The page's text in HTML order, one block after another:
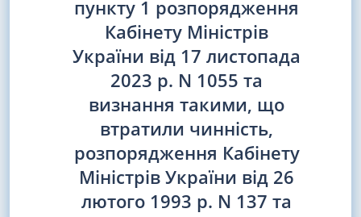
пункту 1 розпорядження
Кабінету Міністрів
України від 17 листопада
2023 р. N 1055 та
визнання такими, що
втратили чинність,
розпорядження Кабінету
Міністрів України від 26
лютого 1993 р. N 137 та